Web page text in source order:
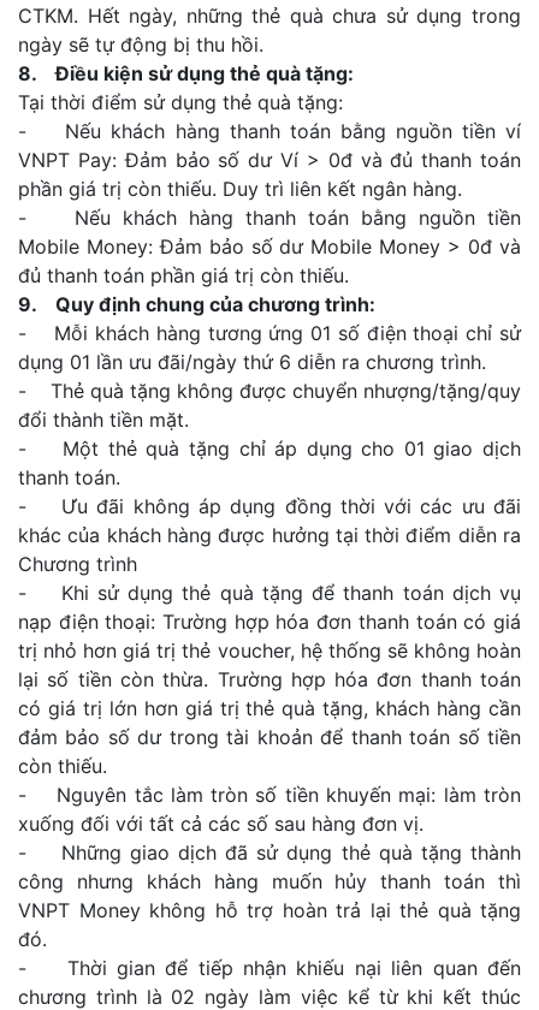
CTKM. Hết ngày, những thẻ quà chưa sử dụng trong
ngày sẽ tự động bị thu hồi.
8. Điều kiện sử dụng thẻ quà tặng:
Tại thời điểm sử dụng thẻ quà tặng:
- Nếu khách hàng thanh toán bằng nguồn tiền ví
VNPT Pay: Đảm bảo số dư Ví > 0đ và đủ thanh toán
phần giá trị còn thiếu. Duy trì liên kết ngân hàng.
- Nếu khách hàng thanh toán bằng nguồn tiền
Mobile Money: Đảm bảo số dư Mobile Money > 0đ và
đủ thanh toán phần giá trị còn thiếu.
9. Quy định chung của chương trình:
- Mỗi khách hàng tương ứng 01 số điện thoại chỉ sử
dụng 01 lần ưu đãi/ngày thứ 6 diễn ra chương trình.
- Thẻ quà tặng không được chuyển nhượng/tặng/quy
đổi thành tiền mặt.
- Một thẻ quà tặng chỉ áp dụng cho 01 giao dịch
thanh toán.
- Ưu đãi không áp dụng đồng thời với các ưu đãi
khác của khách hàng được hưởng tại thời điểm diễn ra
Chương trình
- Khi sử dụng thẻ quà tặng để thanh toán dịch vụ
nạp điện thoại: Trường hợp hóa đơn thanh toán có giá
trị nhỏ hơn giá trị thẻ voucher, hệ thống sẽ không hoàn
lại số tiền còn thừa. Trường hợp hóa đơn thanh toán
có giá trị lớn hơn giá trị thẻ quà tặng, khách hàng cần
đảm bảo số dư trong tài khoản để thanh toán số tiền
còn thiếu.
- Nguyên tắc làm tròn số tiền khuyến mại: làm tròn
xuống đối với tất cả các số sau hàng đơn vị.
- Những giao dịch đã sử dụng thẻ quà tặng thành
công nhưng khách hàng muốn hủy thanh toán thì
VNPT Money không hỗ trợ hoàn trả lại thẻ quà tặng
đó.
- Thời gian để tiếp nhận khiếu nại liên quan đến
chương trình là 02 ngày làm việc kể từ khi kết thúc